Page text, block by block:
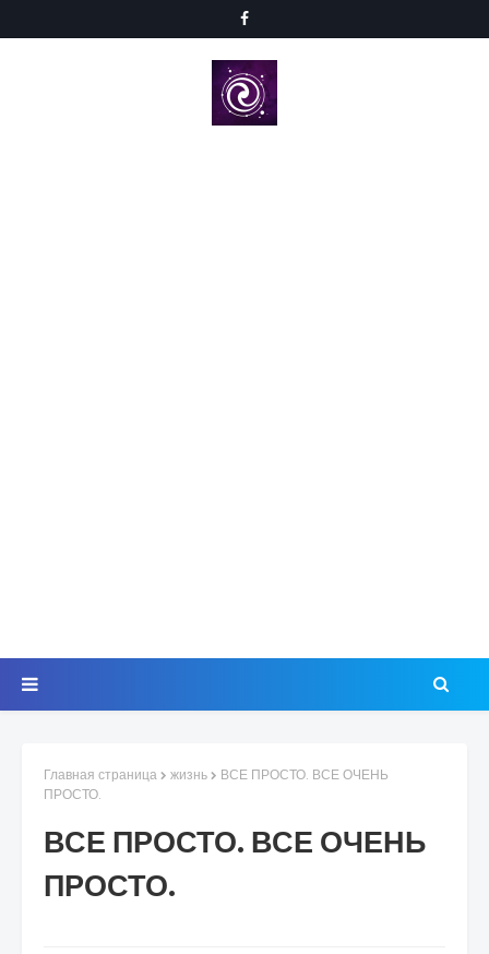
Главная страница жизнь
ВСЕ ПРОСТО. ВСЕ ОЧЕНЬ
ПРОСТО.
ВСЕ ПРОСТО. ВСЕ ОЧЕНЬ
ПРОСТО.